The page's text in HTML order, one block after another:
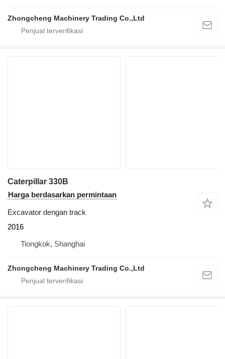
Zhongcheng Machinery Trading Co.,Ltd
Caterpillar 330B
Harga berdasarkan permintaan
Excavator dengan track
2016
Tiongkok, Shanghai
Zhongcheng Machinery Trading Co.,Ltd